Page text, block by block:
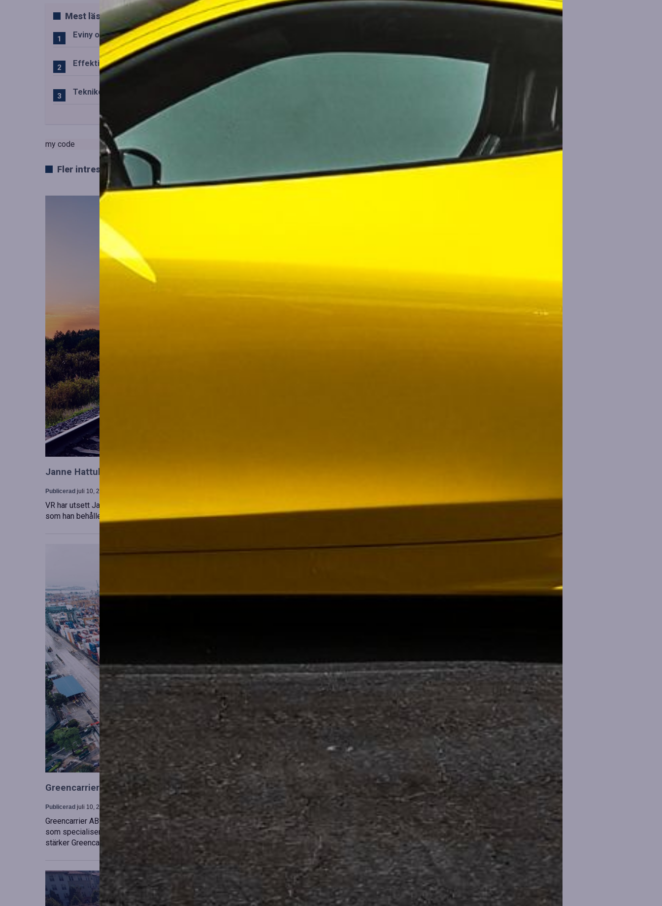
Mest lästa
Eviny och Statkraft förenar snabbladdningstjänster i Norden
Effektiv drift av trafiktekniska system i Sverige
Teknikens roll i den svenska spelupplevelsen
my code
Fler intressanta artiklar
Janne Hattula tillträder som ny ledare för VR City Traffic i Sverige och Finland
Publicerad juli 10, 2026
VR har utsett Janne Hattula att leda verksamheten för upphandlad kollektivtrafik i Sverige, samtidigt
som han behåller sitt ansvar i Finland. Detta sker i kölvattnet av Johan Oscarssons avsked från…
Greencarrier utökar sin verksamhet genom förvärv av Containerhandel CARU
Publicerad juli 10, 2026
Greencarrier AB har förvärvat en majoritetsandel i Containerhandel CARU AB, ett svenskt företag
som specialiserar sig på försäljning, uthyrning och skräddarsydda containerlösningar. Detta förvärv
stärker Greencarriers ställning inom containersektorn och…